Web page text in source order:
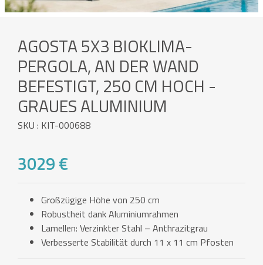
AGOSTA 5X3 BIOKLIMA-
PERGOLA, AN DER WAND
BEFESTIGT, 250 CM HOCH -
GRAUES ALUMINIUM
SKU : KIT-000688
3029 €
Großzügige Höhe von 250 cm
Robustheit dank Aluminiumrahmen
Lamellen: Verzinkter Stahl – Anthrazitgrau
Verbesserte Stabilität durch 11 x 11 cm Pfosten